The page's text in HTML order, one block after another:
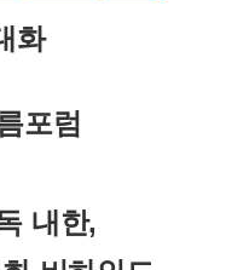
화
포럼
내한,